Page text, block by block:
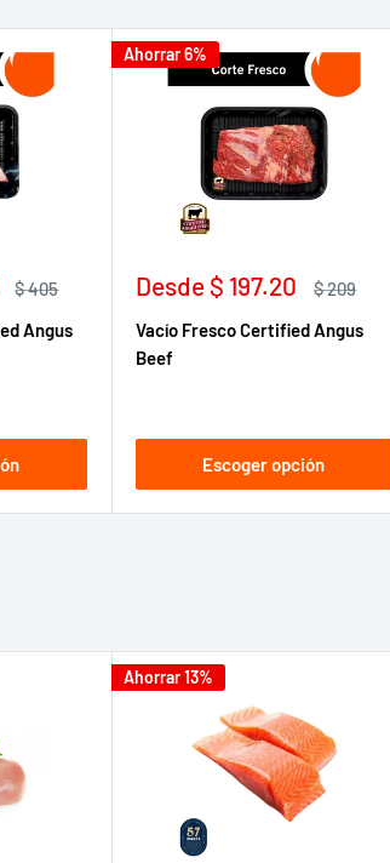
Precio
$ 405
Angus
Ahorrar 6%
Precio
venta
Desde $ 197.20
Precio
$ 209
Vacío Fresco Certified Angus
Beef
Escoger opción
Ahorrar 13%